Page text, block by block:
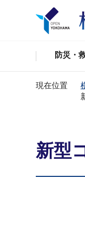
防災・
現在位置
新型